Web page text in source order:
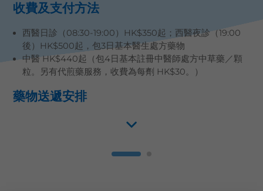
收費及支付方法
西醫日診（08:30-19:00）HK$350起；西醫夜診（19:00
後）HK$500起，包3日基本醫生處方藥物
中醫 HK$440起（包4日基本註冊中醫師處方中草藥／顆
粒。另有代煎藥服務，收費為每劑 HK$30。）
藥物送遞安排